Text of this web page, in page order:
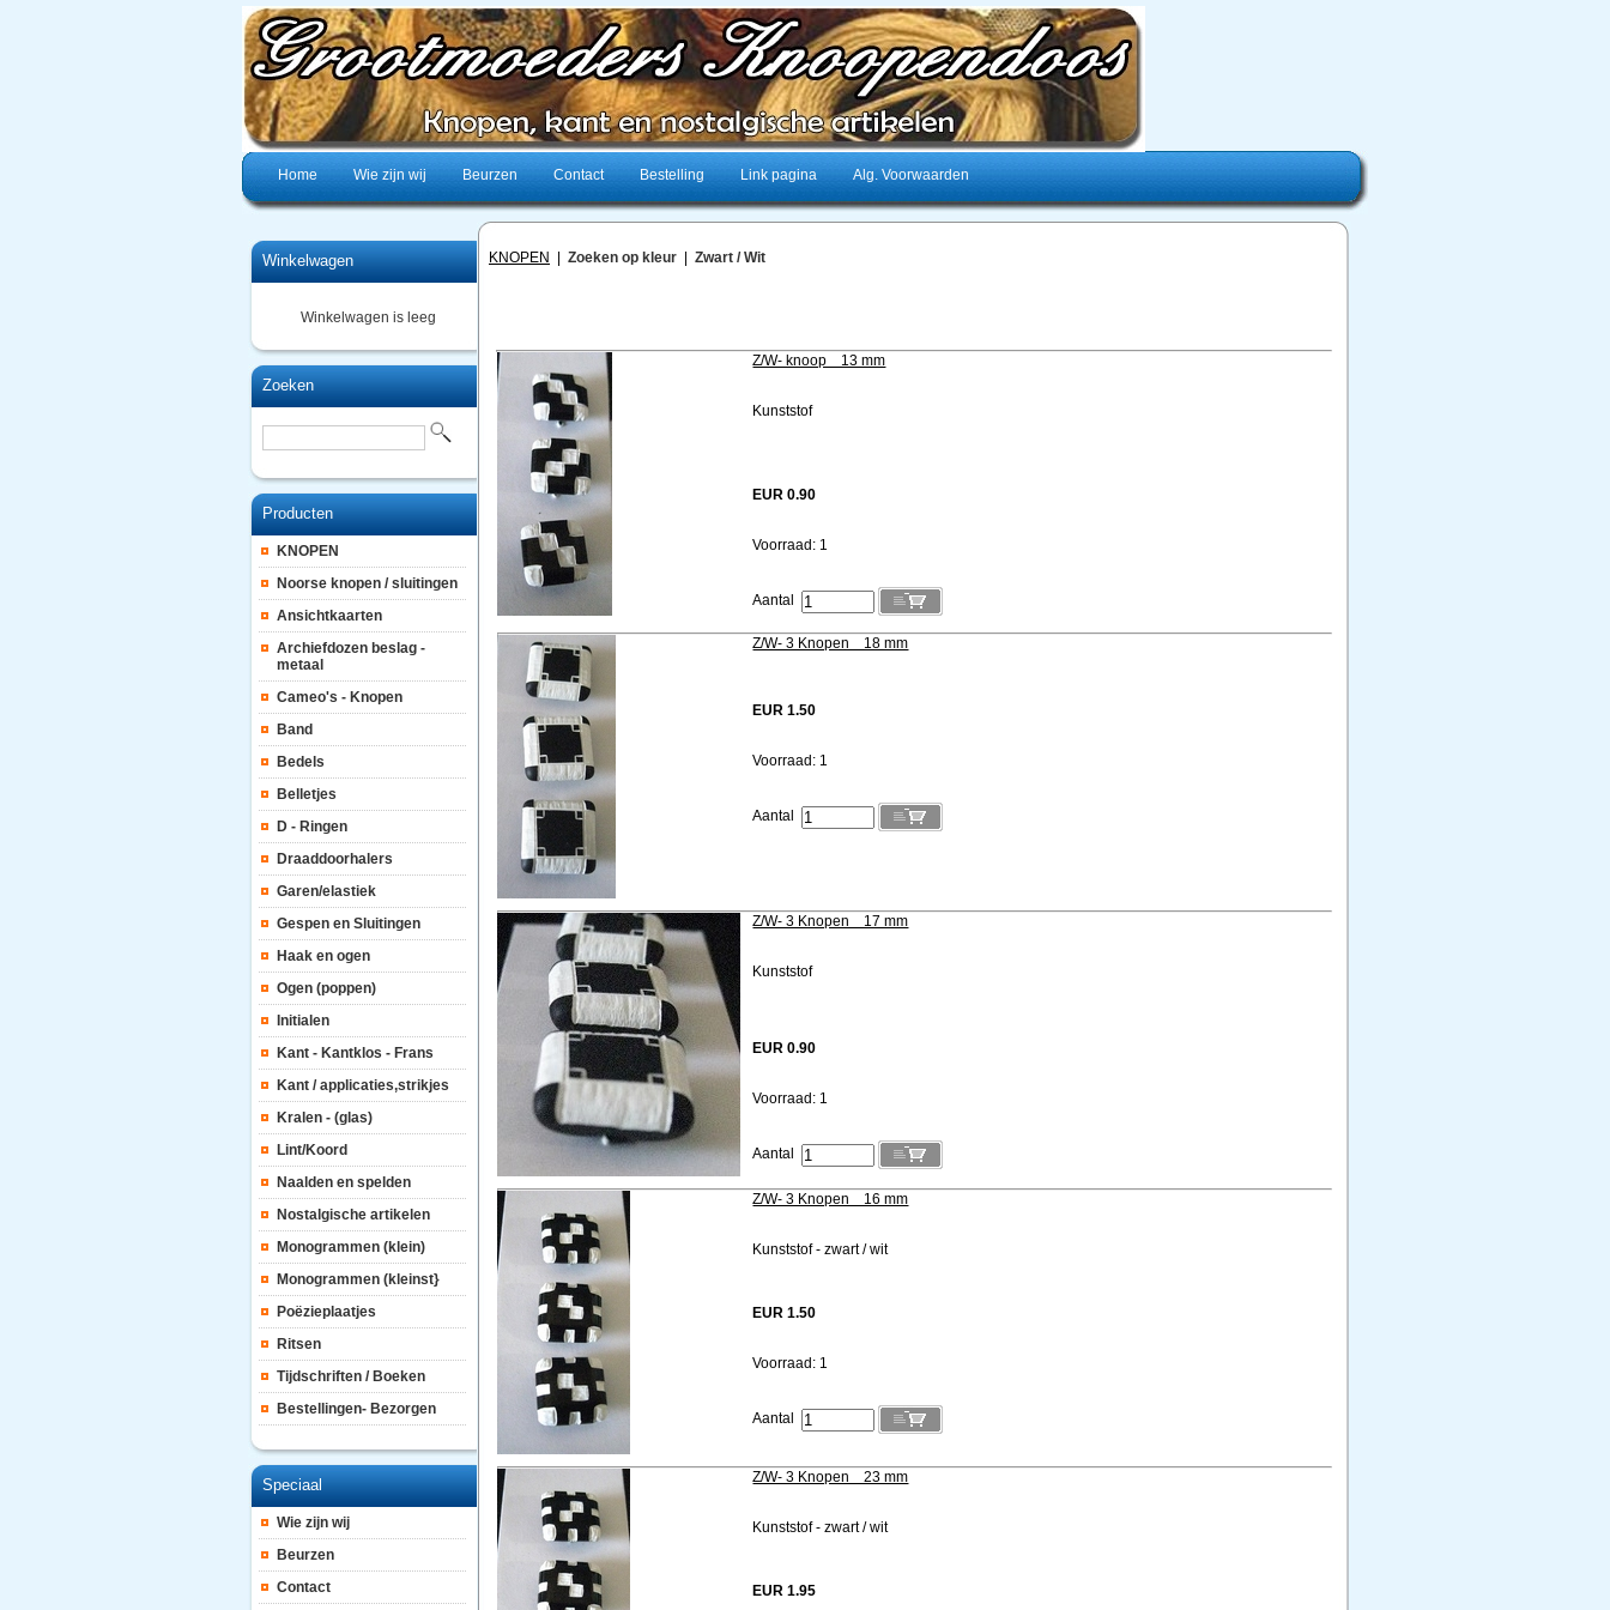
Home Wie zijn wij Beurzen Contact Bestelling Link pagina Alg. Voorwaarden
Winkelwagen
Winkelwagen is leeg
Zoeken
Producten
KNOPEN
Noorse knopen / sluitingen
Ansichtkaarten
Archiefdozen beslag -
metaal
Cameo's - Knopen
Band
Bedels
Belletjes
D - Ringen
Draaddoorhalers
Garen/elastiek
Gespen en Sluitingen
Haak en ogen
Ogen (poppen)
Initialen
Kant - Kantklos - Frans
Kant / applicaties,strikjes
Kralen - (glas)
Lint/Koord
Naalden en spelden
Nostalgische artikelen
Monogrammen (klein)
Monogrammen (kleinst}
Poëzieplaatjes
Ritsen
Tijdschriften / Boeken
Bestellingen- Bezorgen
Speciaal
Wie zijn wij
Beurzen
Contact
KNOPEN Zoeken op kleur Zwart / Wit
Z/W- knoop 13 mm
Kunststof
EUR 0.90
Voorraad: 1
Aantal
Z/W- 3 Knopen 18 mm
EUR 1.50
Voorraad: 1
Aantal
Z/W- 3 Knopen 17 mm
Kunststof
EUR 0.90
Voorraad: 1
Aantal
Z/W- 3 Knopen 16 mm
Kunststof - zwart / wit
EUR 1.50
Voorraad: 1
Aantal
Z/W- 3 Knopen 23 mm
Kunststof - zwart / wit
EUR 1.95